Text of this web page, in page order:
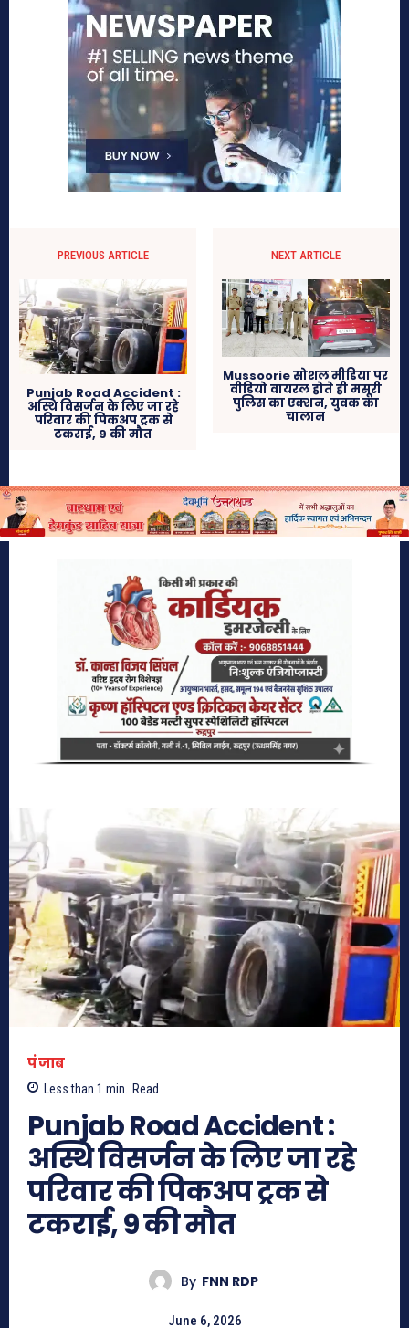
PREVIOUS ARTICLE
Punjab Road Accident :
अस्थि विसर्जन के लिए जा रहे
परिवार की पिकअप ट्रक से
टकराई, 9 की मौत
NEXT ARTICLE
Mussoorie सोशल मीडिया पर
वीडियो वायरल होते ही मसूरी
पुलिस का एक्शन, युवक का
चालान